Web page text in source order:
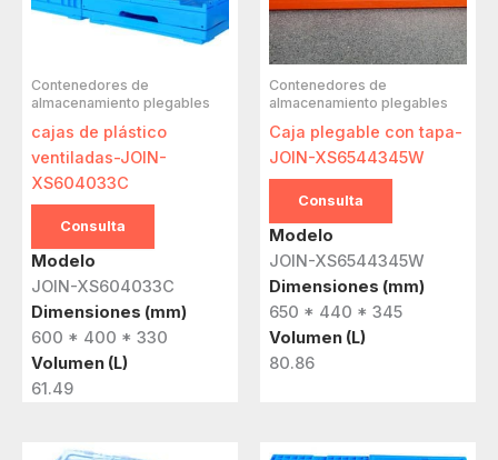
Contenedores de
almacenamiento plegables
cajas de plástico
ventiladas-JOIN-
XS604033C
Consulta
Modelo
JOIN-XS604033C
Dimensiones (mm)
600 * 400 * 330
Volumen (L)
61.49
Contenedores de
almacenamiento plegables
Caja plegable con tapa-
JOIN-XS6544345W
Consulta
Modelo
JOIN-XS6544345W
Dimensiones (mm)
650 * 440 * 345
Volumen (L)
80.86